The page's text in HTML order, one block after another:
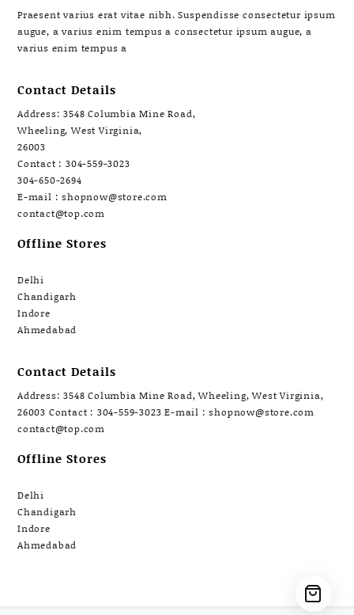
Praesent varius erat vitae nibh. Suspendisse consectetur ipsum
augue, a varius enim tempus a consectetur ipsum augue, a
varius enim tempus a
Contact Details
Address: 3548 Columbia Mine Road,
Wheeling, West Virginia,
26003
Contact : 304-559-3023
304-650-2694
E-mail : shopnow@store.com
contact@top.com
Offline Stores
Delhi
Chandigarh
Indore
Ahmedabad
Contact Details
Address: 3548 Columbia Mine Road, Wheeling, West Virginia,
26003 Contact : 304-559-3023 E-mail : shopnow@store.com
contact@top.com
Offline Stores
Delhi
Chandigarh
Indore
Ahmedabad